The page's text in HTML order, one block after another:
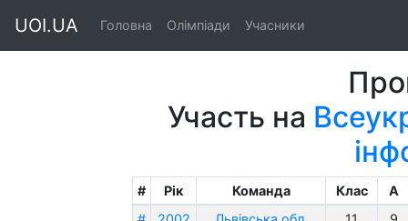
UOI.UA Головна Олімпіади Учасники
Участь на
# Рік Команда Клас
A